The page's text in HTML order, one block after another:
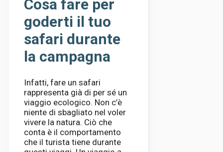
Cosa fare per
goderti il ​​tuo
safari durante
la campagna
Infatti, fare un safari
rappresenta già di per sé un
viaggio ecologico. Non c’è
niente di sbagliato nel voler
vivere la natura. Ciò che
conta è il comportamento
che il turista tiene durante